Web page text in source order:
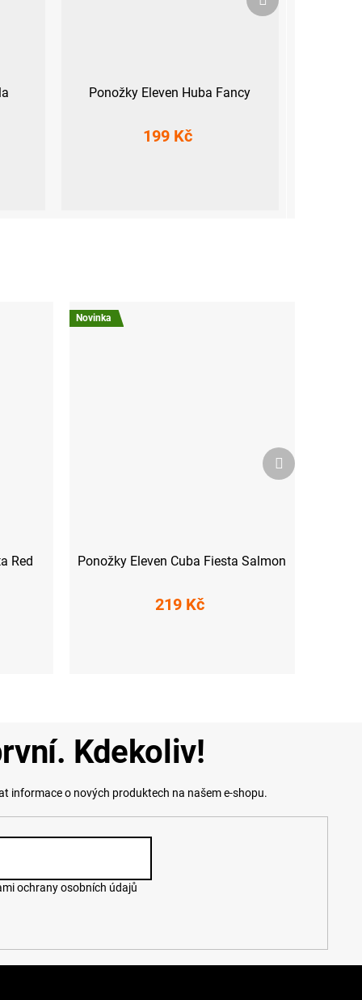
Red
Novinka
Ponožky Eleven Cuba Fiesta Salmon
219 Kč
Další
produkt
Ponožky Eleven Huba Fancy
199 Kč
produkt
Kdekoliv!
informace o nových produktech na našem e-shopu.
ochrany osobních údajů